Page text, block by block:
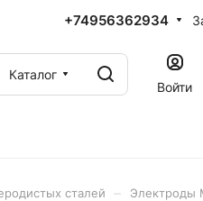
+74956362934
Каталог
Войти
сталей
Электроды